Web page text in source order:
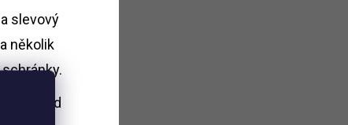
slevový
několik
nad